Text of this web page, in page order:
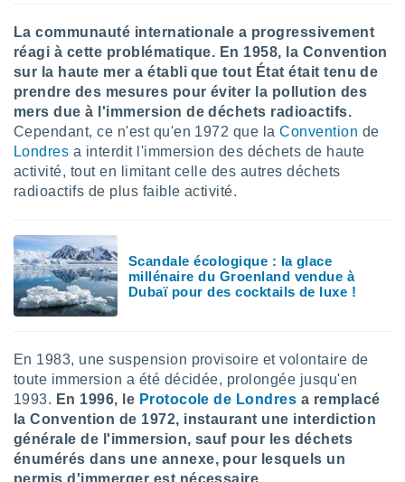
profils
des
des
les
le
ou
de
et
La communauté internationale a progressivement
réagi à cette problématique. En 1958, la Convention
sur la haute mer a établi que tout État était tenu de
prendre des mesures pour éviter la pollution des
mers due à l'immersion de déchets radioactifs.
Cependant, ce n'est qu'en 1972 que laConvention de
Londres a interdit l'immersion des déchets de haute
activité, tout en limitant celle des autres déchets
radioactifs de plus faible activité.
Scandale écologique : la glace
millénaire du Groenland vendue à
Dubaï pour des cocktails de luxe !
En 1983, une suspension provisoire et volontaire de
toute immersion a été décidée, prolongée jusqu'en
1993. En 1996, le Protocole de Londres a remplacé
la Convention de 1972, instaurant une interdiction
générale de l'immersion, sauf pour les déchets
énumérés dans une annexe, pour lesquels un
permis d'immerger est nécessaire.